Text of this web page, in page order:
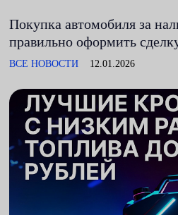
Покупка автомобиля за
правильно оформить
ВСЕ НОВОСТИ 12.01.2026